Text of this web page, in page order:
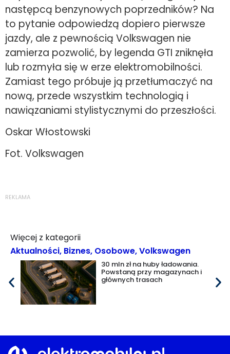
następcą benzynowych poprzedników? Na
to pytanie odpowiedzą dopiero pierwsze
jazdy, ale z pewnością Volkswagen nie
zamierza pozwolić, by legenda GTI zniknęła
lub rozmyła się w erze elektromobilności.
Zamiast tego próbuje ją przetłumaczyć na
nową, przede wszystkim technologią i
nawiązaniami stylistycznymi do przeszłości.
Oskar Włostowski
Fot. Volkswagen
REKLAMA
Więcej z kategorii
Aktualności, Biznes, Osobowe,Volkswagen
30 mln zł na huby ładowania.
Powstaną przy magazynach i
głównych trasach